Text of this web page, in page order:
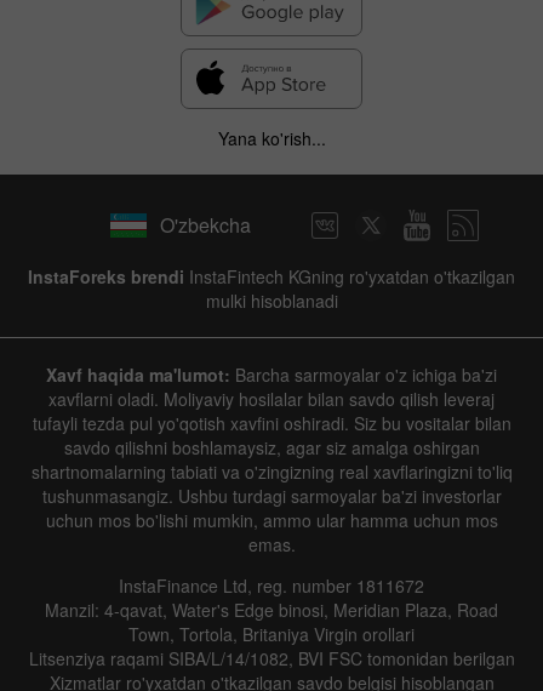
Yana ko'rish...
O'zbekcha
InstaForeks brendi InstaFintech KGning ro'yxatdan o'tkazilgan
mulki hisoblanadi
Xavf haqida ma'lumot: Barcha sarmoyalar o'z ichiga ba'zi
xavflarni oladi. Moliyaviy hosilalar bilan savdo qilish leveraj
tufayli tezda pul yo'qotish xavfini oshiradi. Siz bu vositalar bilan
savdo qilishni boshlamaysiz, agar siz amalga oshirgan
shartnomalarning tabiati va o'zingizning real xavflaringizni to'liq
tushunmasangiz. Ushbu turdagi sarmoyalar ba'zi investorlar
uchun mos bo'lishi mumkin, ammo ular hamma uchun mos
emas.
InstaFinance Ltd, reg. number 1811672
Manzil: 4-qavat, Water's Edge binosi, Meridian Plaza, Road
Town, Tortola, Britaniya Virgin orollari
Litsenziya raqami SIBA/L/14/1082, BVI FSC tomonidan berilgan
Xizmatlar ro'yxatdan o'tkazilgan savdo belgisi hisoblangan